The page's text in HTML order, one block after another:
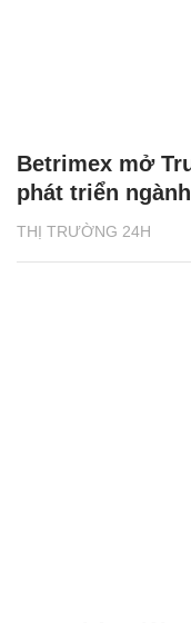
THỊ TRƯỜNG 24H
Betrimex mở
phát triển